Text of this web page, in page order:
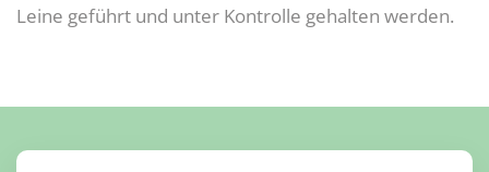
Leine geführt und unter Kontrolle gehalten werden.